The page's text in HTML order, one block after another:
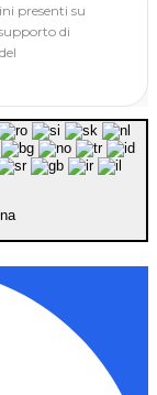
presenti su
di